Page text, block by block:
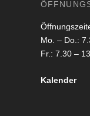
Mo. – Do.:
Fr.: 7.30 –
Kalender